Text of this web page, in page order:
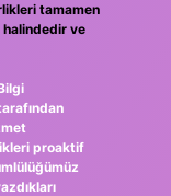
tamamen
ve
proaktif